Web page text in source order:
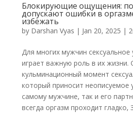
Блокирующие ощущения:
допускают ошибки в
избежать
by Darshan Vyas | Jan 20, 2025 |
Для многих мужчин сексуальное
играет важную роль в их жизни.
кульминационный момент
который приносит неописуемое
самому мужчине, так и его
всегда оргазм проходит гладко,